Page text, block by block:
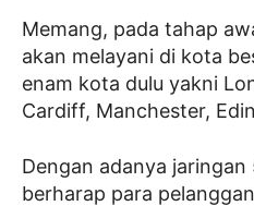
Memang, pada tahap
akan melayani di kota
enam kota dulu yakni
Cardiff, Manchester,
Dengan adanya jaringan
berharap para